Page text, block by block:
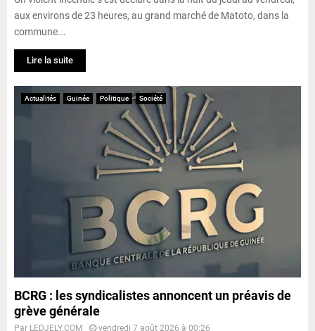
aux environs de 23 heures, au grand marché de Matoto, dans la
commune...
Lire la suite
Actualités Guinée Politique Société
BCRG : les syndicalistes annoncent un préavis de
grève générale
Par LEDJELY.COM vendredi 7 août 2026 à 00:26